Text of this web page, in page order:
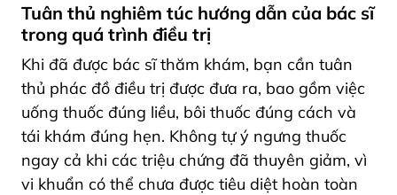
Tuân thủ nghiêm túc hướng dẫn của bác sĩ
trong quá trình điều trị
Khi đã được bác sĩ thăm khám, bạn cần tuân
thủ phác đồ điều trị được đưa ra, bao gồm việc
uống thuốc đúng liều, bôi thuốc đúng cách và
tái khám đúng hẹn. Không tự ý ngưng thuốc
ngay cả khi các triệu chứng đã thuyên giảm, vì
vi khuẩn có thể chưa được tiêu diệt hoàn toàn